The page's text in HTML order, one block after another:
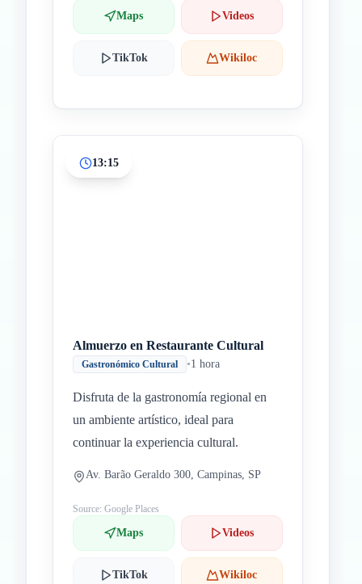
Maps Videos
TikTok Wikiloc
13:15
Almuerzo en Restaurante Cultural
Gastronómico Cultural •1 hora
Disfruta de la gastronomía regional en
un ambiente artístico, ideal para
continuar la experiencia cultural.
Av. Barão Geraldo 300, Campinas, SP
Source: Google Places
Maps Videos
TikTok Wikiloc